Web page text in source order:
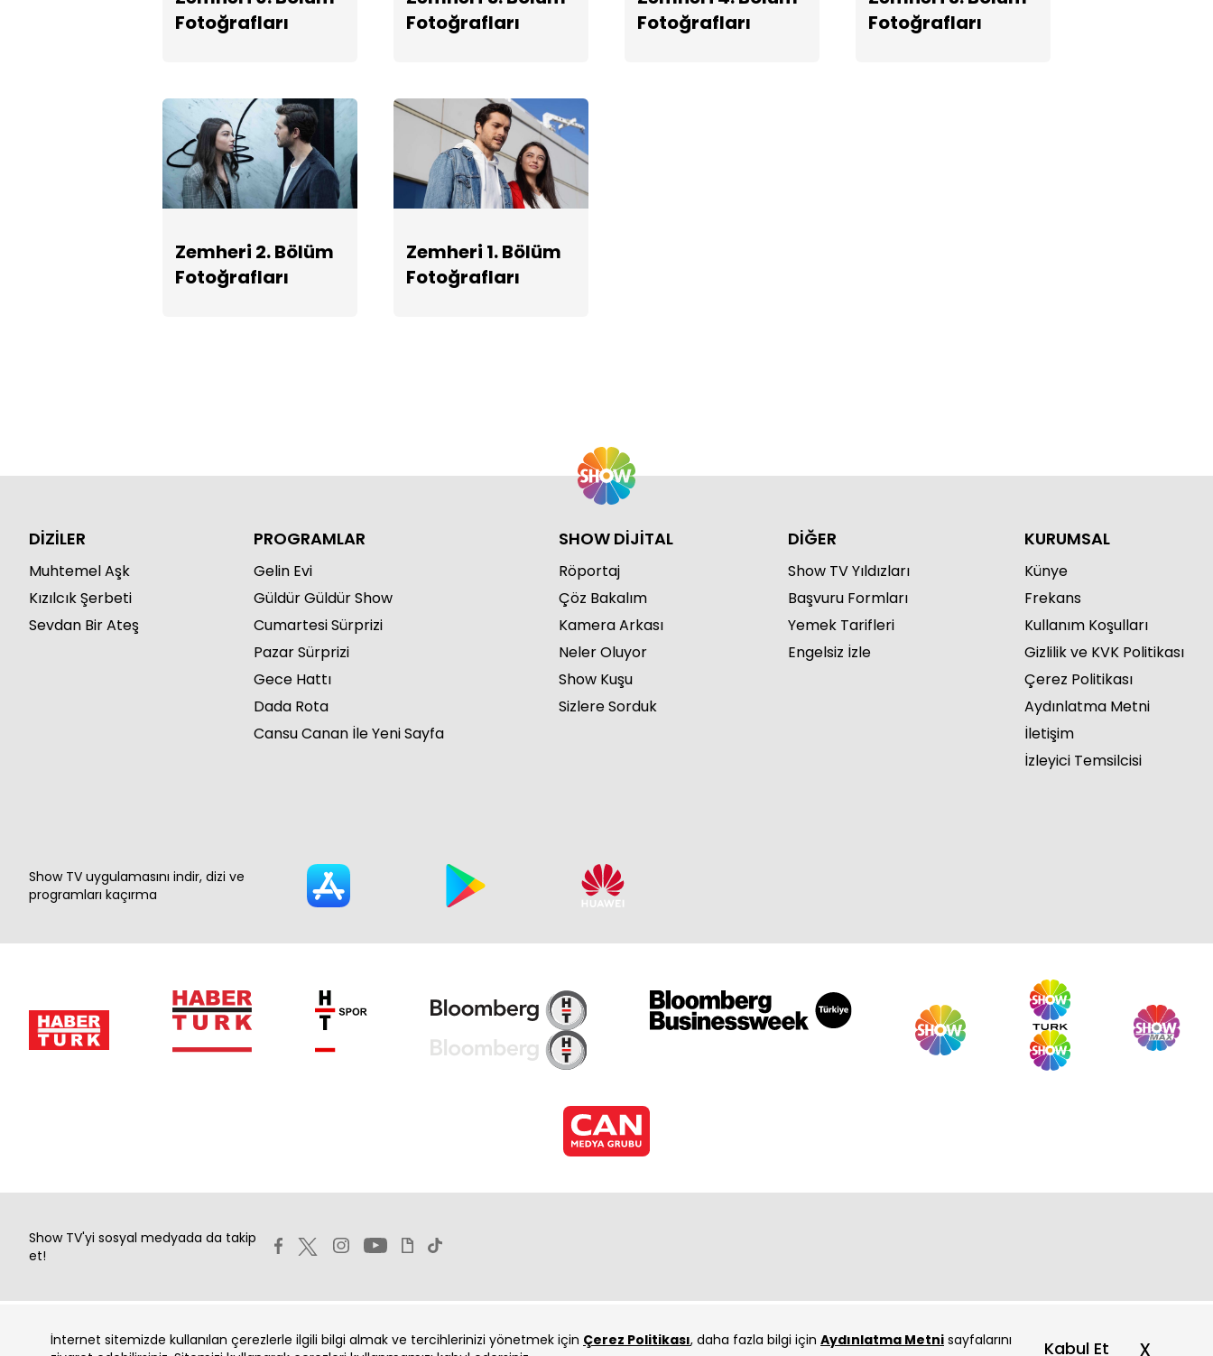
Fotoğrafları
Fotoğrafları
Fotoğrafları
Fotoğrafları
Zemheri 2. Bölüm
Fotoğrafları
Zemheri 1. Bölüm
Fotoğrafları
İnternet sitemizde kullanılan çerezlerle ilgili bilgi almak ve tercihlerinizi yönetmek için Çerez Politikası, daha fazla bilgi için Aydınlatma Metni sayfalarını
Kabul Et x
DİZİLER
Muhtemel Aşk
Kızılcık Şerbeti
Sevdan Bir Ateş
PROGRAMLAR
Gelin Evi
Güldür Güldür Show
Cumartesi Sürprizi
Pazar Sürprizi
Gece Hattı
Dada Rota
Cansu Canan İle Yeni Sayfa
SHOW DİJİTAL
Röportaj
Çöz Bakalım
Kamera Arkası
Neler Oluyor
Show Kuşu
Sizlere Sorduk
DİĞER
Show TV Yıldızları
Başvuru Formları
Yemek Tarifleri
Engelsiz İzle
KURUMSAL
Künye
Frekans
Kullanım Koşulları
Gizlilik ve KVK Politikası
Çerez Politikası
Aydınlatma Metni
İletişim
İzleyici Temsilcisi
Show TV uygulamasını indir, dizi ve
programları kaçırma
Show TV'yi sosyal medyada da takip
et!
Copyright 2026 Show Televizyon Yayıncılık A.Ş.